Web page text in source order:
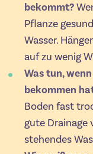
bekommt?
Pflanze
Wasser.
auf zu wenig
Was tun,
bekommen
Boden fast
gute Drainage
stehendes